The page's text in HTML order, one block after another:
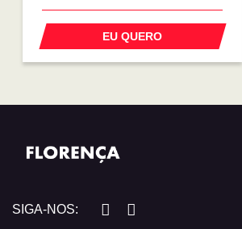
EU QUERO
SIGA-NOS: